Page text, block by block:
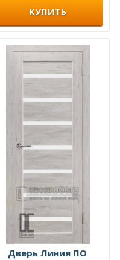
КУПИТЬ
Дверь Линия ПО